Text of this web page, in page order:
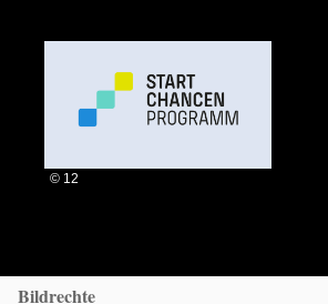
© 12
Bildrechte